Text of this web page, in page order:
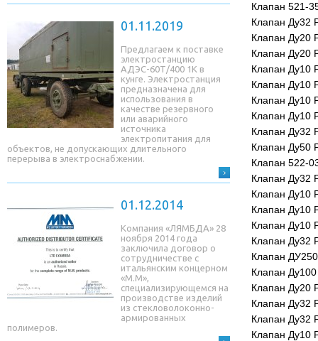
01.11.2019
Предлагаем к поставке
электростанцию
АДЭС-60Т/400 1К в
кунге. Электростанция
предназначена для
использования в
качестве резервного
или аварийного
источника
электропитания для
объектов, не допускающих длительного
перерыва в электроснабжении.
01.12.2014
Компания «ЛЯМБДА» 28
ноября 2014 года
заключила договор о
сотрудничестве с
итальянским концерном
«М.М»,
специализирующемся на
производстве изделий
из стекловолоконно-
армированных
полимеров.
Клапан 521-
Клапан Ду32
Клапан Ду20
Клапан Ду20
Клапан Ду10
Клапан Ду10
Клапан Ду10
Клапан Ду10
Клапан Ду32
Клапан Ду50
Клапан 522-
Клапан Ду32
Клапан Ду10
Клапан Ду10
Клапан Ду10
Клапан Ду32
Клапан
Клапан
Клапан Ду20
Клапан Ду32
Клапан Ду32
Клапан Ду10